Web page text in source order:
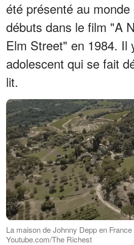
été présenté au
débuts dans le film "A
Elm Street" en 1984. Il
adolescent qui se fait
lit.
La maison de Johnny Depp en
Youtube.com/The Richest